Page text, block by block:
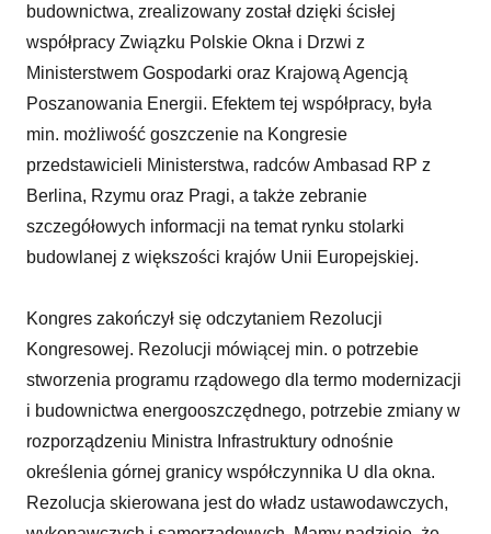
budownictwa, zrealizowany został dzięki ścisłej
współpracy Związku Polskie Okna i Drzwi z
Ministerstwem Gospodarki oraz Krajową Agencją
Poszanowania Energii. Efektem tej współpracy, była
min. możliwość goszczenie na Kongresie
przedstawicieli Ministerstwa, radców Ambasad RP z
Berlina, Rzymu oraz Pragi, a także zebranie
szczegółowych informacji na temat rynku stolarki
budowlanej z większości krajów Unii Europejskiej.
Kongres zakończył się odczytaniem Rezolucji
Kongresowej. Rezolucji mówiącej min. o potrzebie
stworzenia programu rządowego dla termo modernizacji
i budownictwa energooszczędnego, potrzebie zmiany w
rozporządzeniu Ministra Infrastruktury odnośnie
określenia górnej granicy współczynnika U dla okna.
Rezolucja skierowana jest do władz ustawodawczych,